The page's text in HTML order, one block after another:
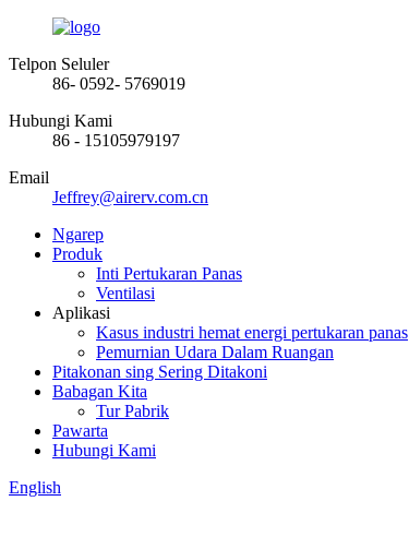
Telpon Seluler
86- 0592- 5769019
Hubungi Kami
86 - 15105979197
Email
Jeffrey@airerv.com.cn
Ngarep
Produk
Inti Pertukaran Panas
Ventilasi
Aplikasi
Kasus industri hemat energi pertukaran panas
Pemurnian Udara Dalam Ruangan
Pitakonan sing Sering Ditakoni
Babagan Kita
Tur Pabrik
Pawarta
Hubungi Kami
English